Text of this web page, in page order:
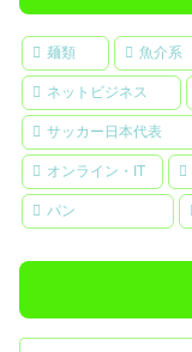
麺類 魚介系
ネットビジネス
サッカー日本代表
オンライン・IT
パン